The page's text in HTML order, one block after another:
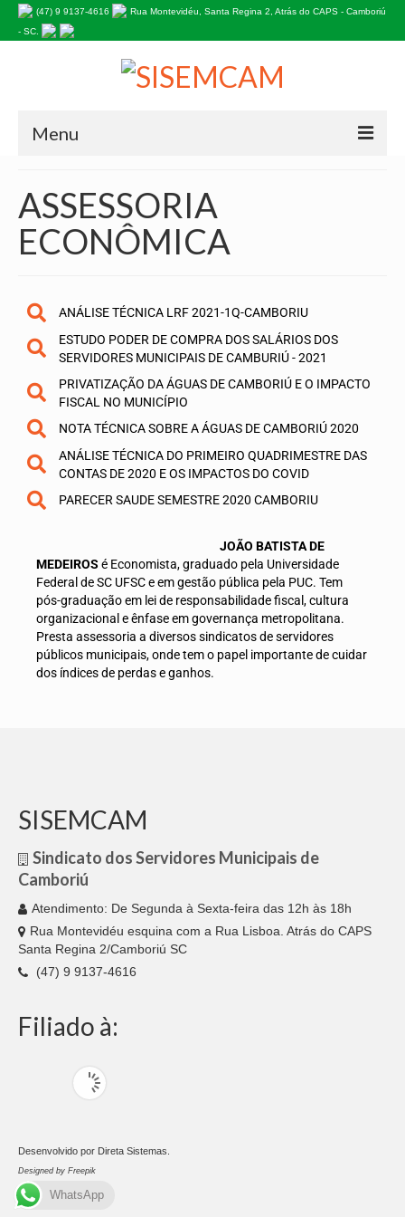
(47) 9 9137-4616
Rua Montevidéu, Santa Regina 2, Atrás do CAPS - Camboriú
- SC.
Menu
NOSSA HISTÓRIA
Estatuto do Sindicato
EDITAIS
INFORMATIVOS
ASSOCIE-SE
CONVÊNIOS
MÍDIAS
QUEM SOMOS
ASSESSORIA JURÍDICA
ASSESSORIA ECONÔMICA
ASSESSORIA
ECONÔMICA
ANÁLISE TÉCNICA LRF 2021-1Q-CAMBORIU
ESTUDO PODER DE COMPRA DOS SALÁRIOS DOS
SERVIDORES MUNICIPAIS DE CAMBURIÚ - 2021
PRIVATIZAÇÃO DA ÁGUAS DE CAMBORIÚ E O IMPACTO
FISCAL NO MUNICÍPIO
NOTA TÉCNICA SOBRE A ÁGUAS DE CAMBORIÚ 2020
ANÁLISE TÉCNICA DO PRIMEIRO QUADRIMESTRE DAS
CONTAS DE 2020 E OS IMPACTOS DO COVID
PARECER SAUDE SEMESTRE 2020 CAMBORIU
JOÃO BATISTA DE
MEDEIROS é Economista, graduado pela Universidade
Federal de SC UFSC e em gestão pública pela PUC. Tem
pós-graduação em lei de responsabilidade fiscal, cultura
organizacional e ênfase em governança metropolitana.
Presta assessoria a diversos sindicatos de servidores
públicos municipais, onde tem o papel importante de cuidar
dos índices de perdas e ganhos.
SISEMCAM
Sindicato dos Servidores Municipais de
Camboriú
Atendimento: De Segunda à Sexta-feira das 12h às 18h
Rua Montevidéu esquina com a Rua Lisboa. Atrás do CAPS
Santa Regina 2/Camboriú SC
(47) 9 9137-4616
Filiado à:
Desenvolvido por Direta Sistemas
Designed by Freepik
WhatsApp